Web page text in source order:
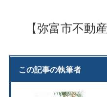
【弥富市不動
この記事の執筆者